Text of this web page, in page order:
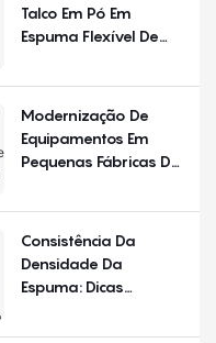
Talco Em Pó Em
Espuma Flexível De
Da Carga De
Modernização De
Equipamentos Em
Pequenas Fábricas De
Comuns E Avaliação
De Configuração.
Consistência Da
Densidade Da
Espuma: Dicas
Máquinas De Espuma